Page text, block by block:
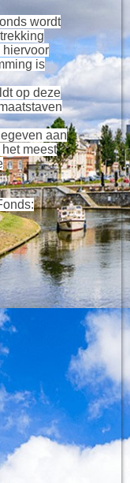
wordt
hiervoor
is
op deze
aan
meest